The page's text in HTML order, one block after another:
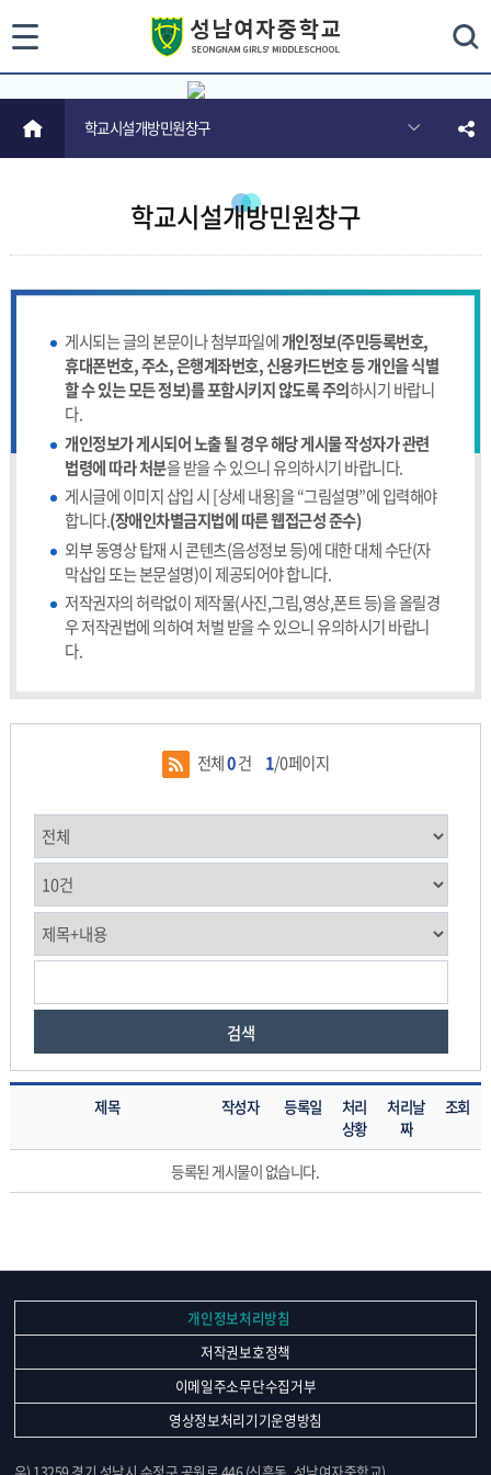
합
검
HOME 학교시설개방민원창구
학교시설개방민원창구
게시되는 글의 본문이나 첨부파일에개인정보(주민등록번호,
휴대폰번호, 주소, 은행계좌번호, 신용카드번호 등 개인을 식별
할 수 있는 모든 정보)를 포함시키지 않도록 주의하시기 바랍니
다.
개인정보가 게시되어 노출 될 경우 해당 게시물 작성자가 관련
법령에 따라 처분을 받을 수 있으니 유의하시기 바랍니다.
게시글에 이미지 삽입 시 [상세 내용]을 “그림설명”에 입력해야
합니다.(장애인차별금지법에 따른 웹접근성 준수)
외부 동영상 탑재 시 콘텐츠(음성정보 등)에 대한 대체 수단(자
막삽입 또는 본문설명)이 제공되어야 합니다.
저작권자의 허락없이 제작물(사진,그림,영상,폰트 등)을 올릴경
우 저작권법에 의하여 처벌 받을 수 있으니 유의하시기 바랍니
다.
전체0건 1/0페이지
검색
교
민
원
의
제목 작성자 등록일
처리
상황
처리날
짜
조회
등록된 게시물이 없습니다.
개인정보처리방침
저작권보호정책
이메일주소무단수집거부
영상정보처리기기운영방침
우) 13259 경기 성남시 수정구 공원로 446 (신흥동, 성남여자중학교)